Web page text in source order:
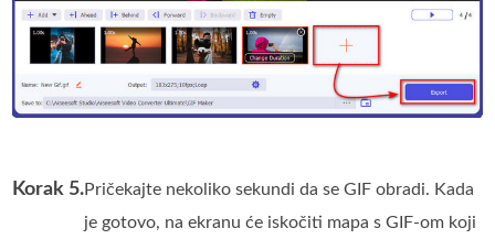
Korak 5.Pričekajte nekoliko sekundi da se GIF obradi. Kada
je gotovo, na ekranu će iskočiti mapa s GIF-om koji